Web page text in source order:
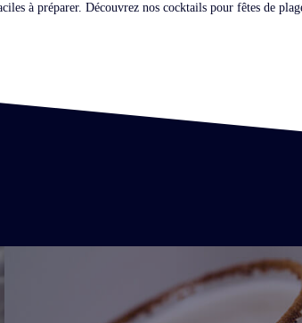
à préparer. Découvrez nos cocktails pour fêtes de